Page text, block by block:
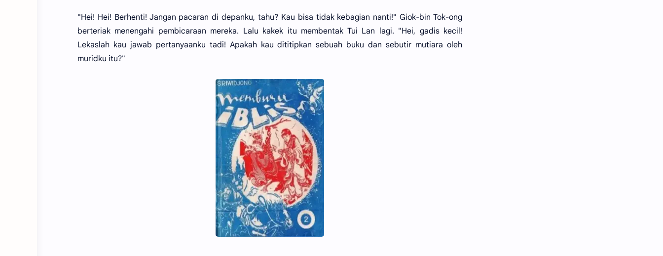
"Hei! Hei! Berhenti! Jangan pacaran di depanku, tahu? Kau bisa tidak kebagian nanti!" Giok-bin Tok-ong
berteriak menengahi pembicaraan mereka. Lalu kakek itu membentak Tui Lan lagi. "Hei, gadis kecil!
Lekaslah kau jawab pertanyaanku tadi! Apakah kau dititipkan sebuah buku dan sebutir mutiara oleh
muridku itu?"